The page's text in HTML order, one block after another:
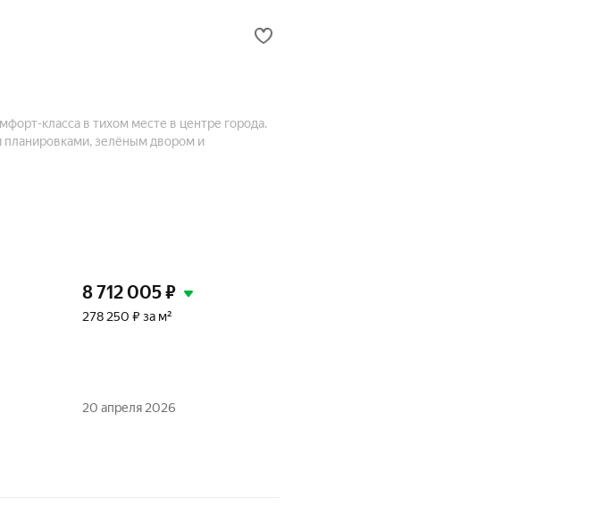
класса в тихом месте в центре города.
планировками, зелёным двором и
8 712 005₽
278 250 ₽ за м²
20 апреля 2026